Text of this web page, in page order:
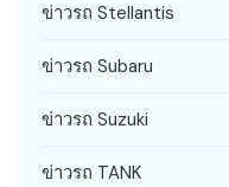
ข่าวรถ Stellantis
ข่าวรถ Subaru
ข่าวรถ Suzuki
ข่าวรถ TANK